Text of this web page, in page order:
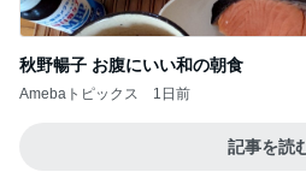
記事を読む
Amebaトピックス 2日前